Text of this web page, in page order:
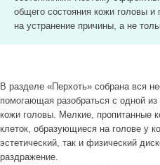
общего состояния кожи головы и
на устранение причины, а не
В разделе «Перхоть» собрана вся
помогающая разобраться с одной
кожи головы. Мелкие, пропитанные
клеток, образующиеся на голове у
эстетический, так и физический
раздражение.